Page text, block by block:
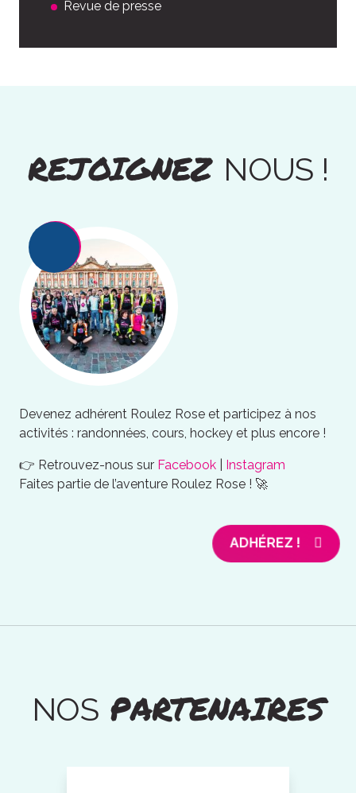
Revue de presse
REJOIGNEZ NOUS !
Devenez adhérent Roulez Rose et participez à nos
activités : randonnées, cours, hockey et plus encore !
👉 Retrouvez-nous sur Facebook
Instagram
Faites partie de l’aventure Roulez Rose ! 🚀
ADHÉREZ !
NOSPARTENAIRES